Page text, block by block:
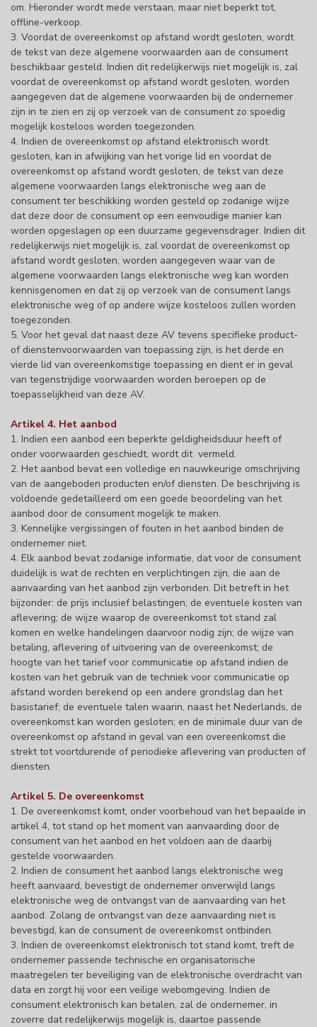
om. Hieronder wordt mede verstaan, maar niet beperkt tot,
offline-verkoop.
3. Voordat de overeenkomst op afstand wordt gesloten, wordt
de tekst van deze algemene voorwaarden aan de consument
beschikbaar gesteld. Indien dit redelijkerwijs niet mogelijk is, zal
voordat de overeenkomst op afstand wordt gesloten, worden
aangegeven dat de algemene voorwaarden bij de ondernemer
zijn in te zien en zij op verzoek van de consument zo spoedig
mogelijk kosteloos worden toegezonden.
4. Indien de overeenkomst op afstand elektronisch wordt
gesloten, kan in afwijking van het vorige lid en voordat de
overeenkomst op afstand wordt gesloten, de tekst van deze
algemene voorwaarden langs elektronische weg aan de
consument ter beschikking worden gesteld op zodanige wijze
dat deze door de consument op een eenvoudige manier kan
worden opgeslagen op een duurzame gegevensdrager. Indien dit
redelijkerwijs niet mogelijk is, zal voordat de overeenkomst op
afstand wordt gesloten, worden aangegeven waar van de
algemene voorwaarden langs elektronische weg kan worden
kennisgenomen en dat zij op verzoek van de consument langs
elektronische weg of op andere wijze kosteloos zullen worden
toegezonden.
5. Voor het geval dat naast deze AV tevens specifieke product-
of dienstenvoorwaarden van toepassing zijn, is het derde en
vierde lid van overeenkomstige toepassing en dient er in geval
van tegenstrijdige voorwaarden worden beroepen op de
toepasselijkheid van deze AV.
Artikel 4. Het aanbod
1. Indien een aanbod een beperkte geldigheidsduur heeft of
onder voorwaarden geschiedt, wordt dit vermeld.
2. Het aanbod bevat een volledige en nauwkeurige omschrijving
van de aangeboden producten en/of diensten. De beschrijving is
voldoende gedetailleerd om een goede beoordeling van het
aanbod door de consument mogelijk te maken.
3. Kennelijke vergissingen of fouten in het aanbod binden de
ondernemer niet.
4. Elk aanbod bevat zodanige informatie, dat voor de consument
duidelijk is wat de rechten en verplichtingen zijn, die aan de
aanvaarding van het aanbod zijn verbonden. Dit betreft in het
bijzonder: de prijs inclusief belastingen; de eventuele kosten van
aflevering; de wijze waarop de overeenkomst tot stand zal
komen en welke handelingen daarvoor nodig zijn; de wijze van
betaling, aflevering of uitvoering van de overeenkomst; de
hoogte van het tarief voor communicatie op afstand indien de
kosten van het gebruik van de techniek voor communicatie op
afstand worden berekend op een andere grondslag dan het
basistarief; de eventuele talen waarin, naast het Nederlands, de
overeenkomst kan worden gesloten; en de minimale duur van de
overeenkomst op afstand in geval van een overeenkomst die
strekt tot voortdurende of periodieke aflevering van producten of
diensten.
Artikel 5. De overeenkomst
1. De overeenkomst komt, onder voorbehoud van het bepaalde in
artikel 4, tot stand op het moment van aanvaarding door de
consument van het aanbod en het voldoen aan de daarbij
gestelde voorwaarden.
2. Indien de consument het aanbod langs elektronische weg
heeft aanvaard, bevestigt de ondernemer onverwijld langs
elektronische weg de ontvangst van de aanvaarding van het
aanbod. Zolang de ontvangst van deze aanvaarding niet is
bevestigd, kan de consument de overeenkomst ontbinden.
3. Indien de overeenkomst elektronisch tot stand komt, treft de
ondernemer passende technische en organisatorische
maatregelen ter beveiliging van de elektronische overdracht van
data en zorgt hij voor een veilige webomgeving. Indien de
consument elektronisch kan betalen, zal de ondernemer, in
zoverre dat redelijkerwijs mogelijk is, daartoe passende